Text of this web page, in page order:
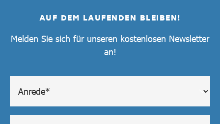
AUF DEM LAUFENDEN BLEIBEN!
Melden Sie sich für unseren kostenlosen Newsletter
an!